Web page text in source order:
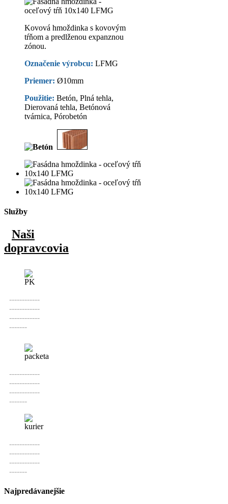
Kovová hmoždinka s kovovým
zónou.
Označenie výrobcu:
Priemer: Ø10mm
Použitie: Betón, Plná tehla,
tvárnica, Pórobetón
Služby
Naši
dopravcovia
------------
------------
-------
------------
------------
-------
------------
------------
-------